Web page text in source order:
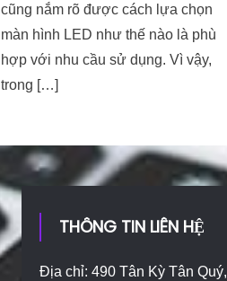
cũng nắm rõ được cách lựa chọn
màn hình LED như thế nào là phù
hợp với nhu cầu sử dụng. Vì vậy,
trong […]
THÔNG TIN LIÊN HỆ
Địa chỉ: 490 Tân Kỳ Tân Quý,